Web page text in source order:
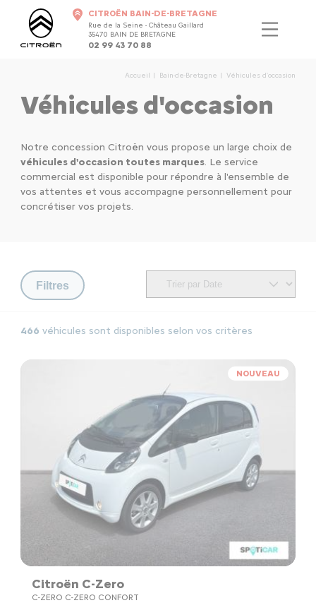
CITROËN BAIN-DE-BRETAGNE
Rue de la Seine - Château Gaillard
35470 BAIN DE BRETAGNE
02 99 43 70 88
Accueil Bain-de-Bretagne Véhicules d'occasion
Véhicules d'occasion
Notre concession Citroën vous propose un large choix de
véhicules d'occasion toutes marques. Le service
commercial est disponible pour répondre à l'ensemble de
vos attentes et vous accompagne personnellement pour
concrétiser vos projets.
Filtres
466 véhicules sont disponibles selon vos critères
NOUVEAU
Citroën C-Zero
C-ZERO C-ZERO CONFORT